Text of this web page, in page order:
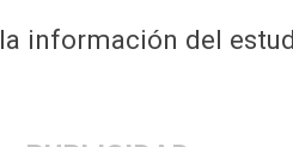
información del